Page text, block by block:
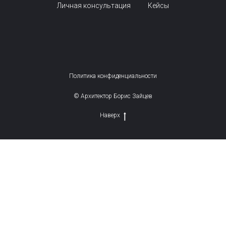
Личная консультация Кейсы
Политика конфиденциальности
© Архитектор Борис Зайцев
Наверх